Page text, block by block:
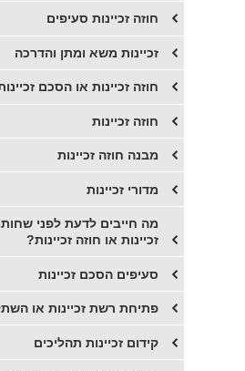
​חוזה זכיינות סעיפים
זכיינות משא ומתן והדרכה
חוזה זכיינות או הסכם
חוזה זכיינות
מבנה חוזה זכיינות
מדורי זכיינות
מה חייבים לדעת לפני
זכיינות או חוזה זכיינות?
סעיפים הסכם זכיינות
פתיחת רשת זכיינות או
קידום זכיינות תהליכים